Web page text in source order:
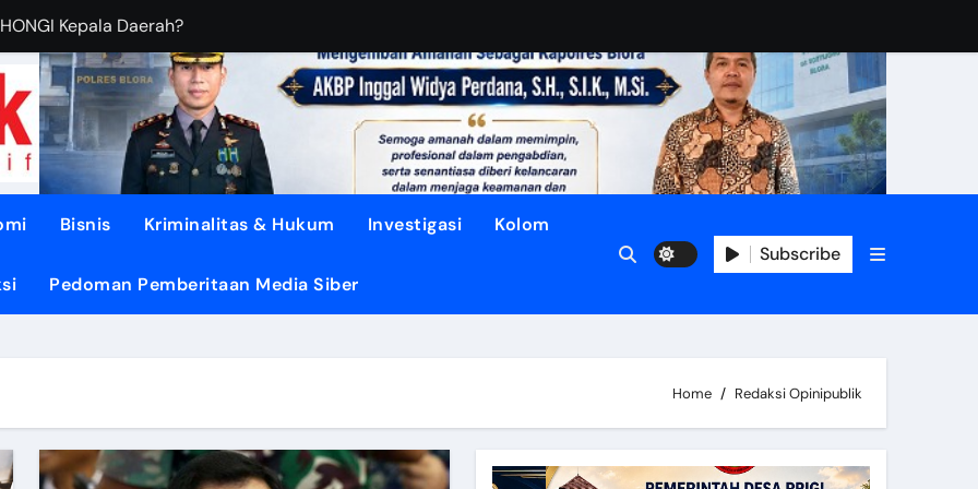
Membangun KOPERASI MODERN
RUANG Publik
di TUNJUNGAN ke Provinsi
dari Oligarki
TEGASKAN BATAS
DISIPLIN dan NURANI
Gotong Royong Menjadi Energi Perubahan
Bisnis Kriminalitas & Hukum Investigasi Kolom
Pedoman Pemberitaan Media Siber
Subscribe
Home Redaksi Opinipublik